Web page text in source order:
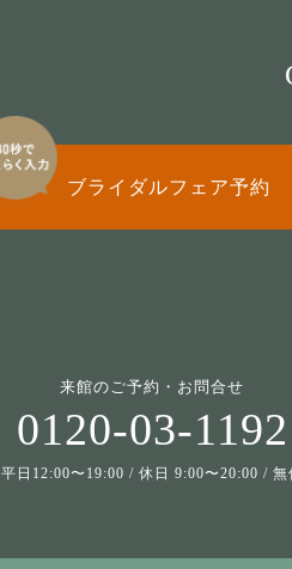
ブライダルフェア予約
来館のご予約・お問合せ
0120-03-1192
平日12:00〜19:00 / 休日 9:00〜20:00 / 無